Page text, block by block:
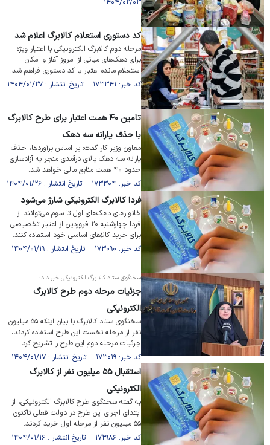
۱۴۰۴/۰۲/۰۳
کد دستوری استعلام کالابرگ اعلام شد
مرحله دوم کالابرگ الکترونیکی با اعتبار ویژه
برای دهک‌های میانی از امروز آغاز و امکان
استعلام مانده اعتبار با کد دستوری فراهم شد.
کد خبر: ۱۷۳۳۴۱ تاریخ انتشار : ۱۴۰۴/۰۱/۲۷
تامین ۴۰ همت اعتبار برای طرح کالابرگ
با حذف یارانه سه دهک
معاون وزیر کار گفت: بر اساس برآوردها، حذف
یارانه سه دهک بالای درآمدی منجر به آزادسازی
حدود ۴۰ همت منابع مالی خواهد شد.
کد خبر: ۱۷۳۳۰۴ تاریخ انتشار : ۱۴۰۴/۰۱/۲۶
فردا کالابرگ الکترونیکی شارژ می‌شود
خانوار‌های دهک‌های اول تا سوم می‌توانند از
فردا چهارشنبه ۲۰ فروردین از اعتبار تخصیصی
برای خرید کالا‌های اساسی خود استفاده کنند.
کد خبر: ۱۷۳۰۹۰ تاریخ انتشار : ۱۴۰۴/۰۱/۱۹
سخنگوی ستاد کالا برگ الکترونیکی خبر داد:
جزئیات مرحله دوم طرح کالابرگ
الکترونیکی
سخنگوی ستاد کالابرگ با بیان اینکه ۵۵ میلیون
نفر از مرحله نخست این طرح استفاده کردند،
جزئیات مرحله دوم این طرح را تشریح کرد.
کد خبر: ۱۷۳۰۱۹ تاریخ انتشار : ۱۴۰۴/۰۱/۱۷
استقبال ۵۵ میلیون نفر از کالابرگ
الکترونیکی
به گفته سخنگوی طرح کالابرگ الکترونیکی، از
ابتدای اجرای این طرح در دولت فعلی تاکنون
۵۵ میلیون نفر از مرحله اول خرید کردند.
کد خبر: ۱۷۲۹۸۶ تاریخ انتشار : ۱۴۰۴/۰۱/۱۶